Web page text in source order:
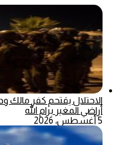
الاحتلال يقتحم كفر مالك
أراضي المغير برام الله
5 أغسطس، 2026